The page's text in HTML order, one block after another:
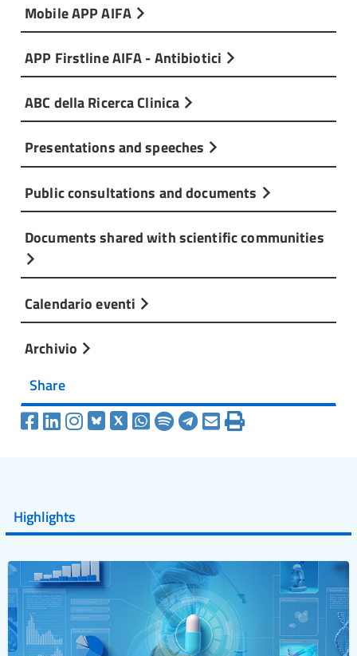
Mobile APP AIFA
APP Firstline AIFA - Antibiotici
ABC della Ricerca Clinica
Presentations and speeches
Public consultations and documents
Documents shared with scientific communities
Calendario eventi
Archivio
Share
Highlights